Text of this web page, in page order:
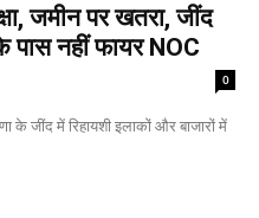
जमीन पर खतरा, जींद
पास नहीं फायर NOC
0
के जींद में रिहायशी इलाकों और बाजारों में